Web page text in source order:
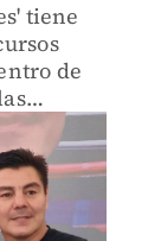
tiene
de